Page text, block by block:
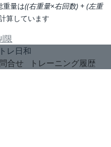
重量は((右重量×右回数) + (左重
算しています
限
レ日和
合せ トレーニング履歴